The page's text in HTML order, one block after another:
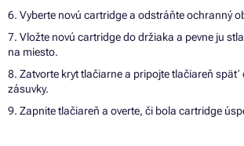
6. Vyberte novú cartridge a odstráňte ochranný
7. Vložte novú cartridge do držiaka a pevne ju
na miesto.
8. Zatvorte kryt tlačiarne a pripojte tlačiareň späť
zásuvky.
9. Zapnite tlačiareň a overte, či bola cartridge